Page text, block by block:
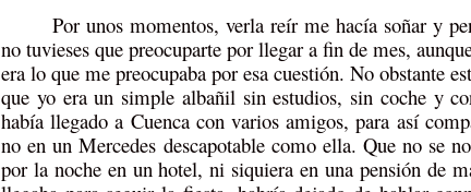
Por unos momentos, verla reír me hacía soñar y
no tuvieses que preocuparte por llegar a fin de mes,
era lo que me preocupaba por esa cuestión. No obstante
que yo era un simple albañil sin estudios, sin coche y
había llegado a Cuenca con varios amigos, para así
no en un Mercedes descapotable como ella. Que no se
por la noche en un hotel, ni siquiera en una pensión de